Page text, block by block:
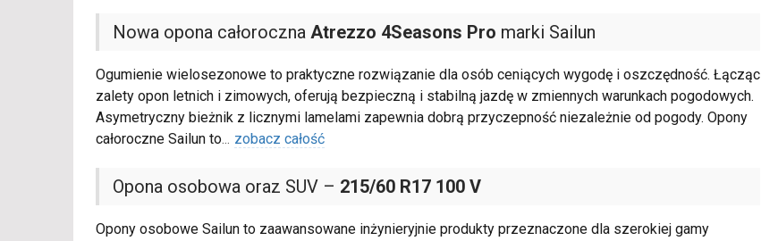
Nowa opona całoroczna Atrezzo 4Seasons Pro marki Sailun
Ogumienie wielosezonowe to praktyczne rozwiązanie dla osób ceniących wygodę i oszczędność. Łącząc
zalety opon letnich i zimowych, oferują bezpieczną i stabilną jazdę w zmiennych warunkach pogodowych.
Asymetryczny bieżnik z licznymi lamelami zapewnia dobrą przyczepność niezależnie od pogody. Opony
całoroczne Sailun to... zobacz całość
Opona osobowa oraz SUV – 215/60 R17 100 V
Opony osobowe Sailun to zaawansowane inżynieryjnie produkty przeznaczone dla szerokiej gamy